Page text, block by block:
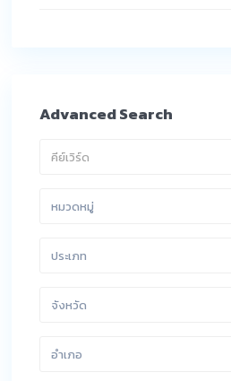
Advanced Search
หมวดหมู่
ประเภท
จังหวัด
อำเภอ